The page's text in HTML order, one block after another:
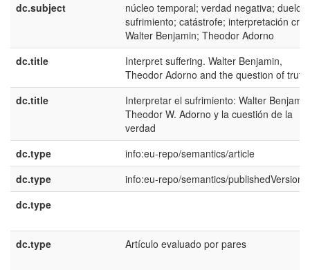
dc.subject
núcleo temporal; verdad negativa; duelo;
sufrimiento; catástrofe; interpretación
Walter Benjamin; Theodor Adorno
dc.title
Interpret suffering. Walter Benjamin,
Theodor Adorno and the question of truth
dc.title
Interpretar el sufrimiento: Walter
Theodor W. Adorno y la cuestión de la
verdad
dc.type
info:eu-repo/semantics/article
dc.type
info:eu-repo/semantics/publishedVersion
dc.type
dc.type Artículo evaluado por pares